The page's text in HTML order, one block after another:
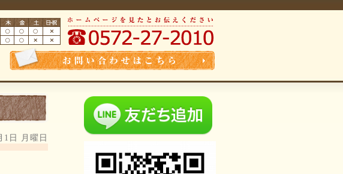
1日 月曜日